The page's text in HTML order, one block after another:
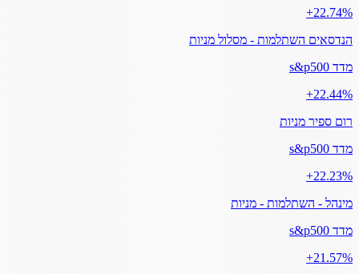
‎+22.74%
הנדסאים השתלמות - מסלול מניות
מדד s&p500
‎+22.44%
רום ספיר מניות
מדד s&p500
‎+22.23%
מינהל - השתלמות - מניות
מדד s&p500
‎+21.57%